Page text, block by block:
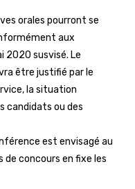
orales pourront se
aux
2020 susvisé. Le
être justifié par le
la situation
candidats ou des
est envisagé au
de concours en fixe les